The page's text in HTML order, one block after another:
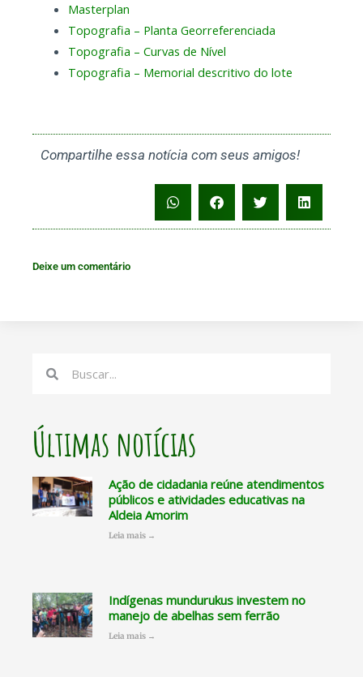
Masterplan
Topografia – Planta Georreferenciada
Topografia – Curvas de Nível
Topografia – Memorial descritivo do lote
Compartilhe essa notícia com seus amigos!
Deixe um comentário
Últimas notícias
Ação de cidadania reúne atendimentos
públicos e atividades educativas na
Aldeia Amorim
Leia mais →
Indígenas mundurukus investem no
manejo de abelhas sem ferrão
Leia mais →